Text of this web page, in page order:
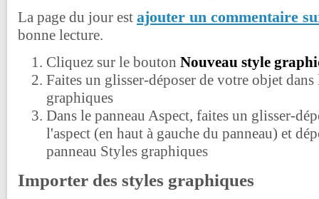
La page du jour est ajouter un commentaire
bonne lecture.
Cliquez sur le bouton Nouveau style
Faites un glisser-déposer de votre objet dans
graphiques
Dans le panneau Aspect, faites un glisser-
l'aspect (en haut à gauche du panneau) et
panneau Styles graphiques
Importer des styles graphiques